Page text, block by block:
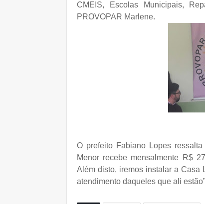
CMEIS, Escolas Municipais,
PROVOPAR Marlene.
O prefeito Fabiano Lopes
Menor recebe mensalmente R$
Além disto, iremos instalar a Casa
atendimento daqueles que ali